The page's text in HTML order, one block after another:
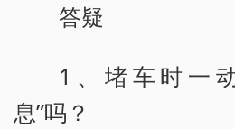
答疑
1、堵车时一
息”吗？